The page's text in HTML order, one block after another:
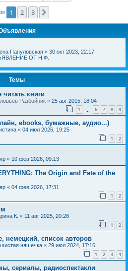
1 2 3
Папуловская « 30 окт 2023, 22:17
ОТ Н.Ф.
Темы
книги
Разбойник « 25 авг 2015, 18:04
1 6 7 8 9
ebooks, бумажные, аудио...)
« 04 июл 2026, 19:25
1 2
« 10 фев 2026, 09:13
The Origin and Fate of the
« 04 фев 2026, 17:31
1 2
К. « 11 авг 2025, 20:28
1 2
немецкий, список авторов
няшечка « 29 июл 2024, 17:16
1 2 3 4
сериалы, радиоспектакли